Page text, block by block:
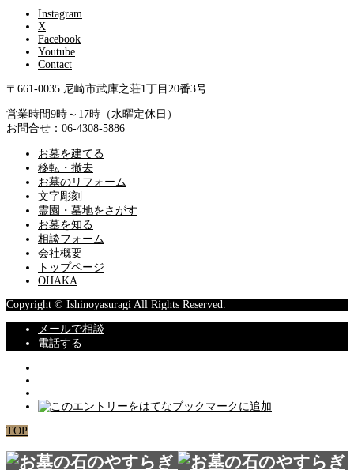
Instagram
X
Facebook
Youtube
Contact
〒661-0035 尼崎市武庫之荘1丁目20番3号
営業時間9時～17時（水曜定休日）
お問合せ：06-4308-5886
お墓を建てる
移転・撤去
お墓のリフォーム
文字彫刻
霊園・墓地をさがす
お墓を知る
相談フォーム
会社概要
トップページ
OHAKA
Copyright © Ishinoyasuragi All Rights Reserved.
メールで相談
電話する
TOP